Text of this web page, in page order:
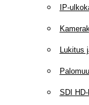
IP-
Lukitus
SDI